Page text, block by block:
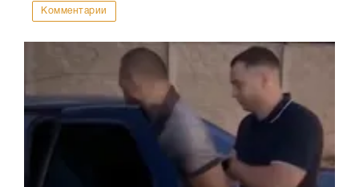
Комментарии